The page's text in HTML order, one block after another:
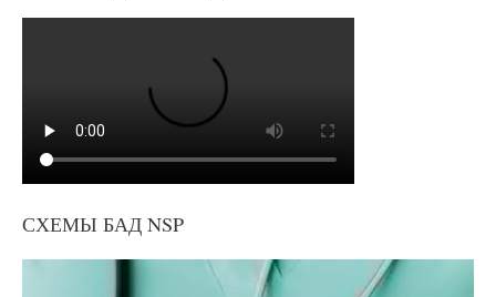
СХЕМЫ БАД NSP